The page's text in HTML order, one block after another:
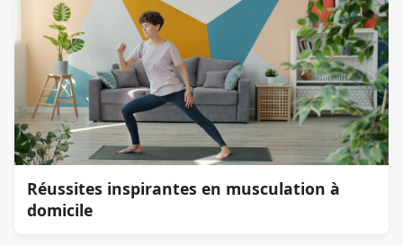
Réussites inspirantes en musculation à
domicile